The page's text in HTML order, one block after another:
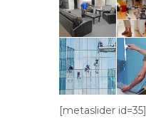
[metaslider id=35]